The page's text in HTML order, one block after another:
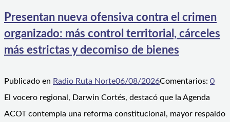
Presentan nueva ofensiva contra el crimen
organizado: más control territorial, cárceles
más estrictas y decomiso de bienes
Publicado en Radio Ruta Norte06/08/2026Comentarios: 0
El vocero regional, Darwin Cortés, destacó que la Agenda
ACOT contempla una reforma constitucional, mayor respaldo